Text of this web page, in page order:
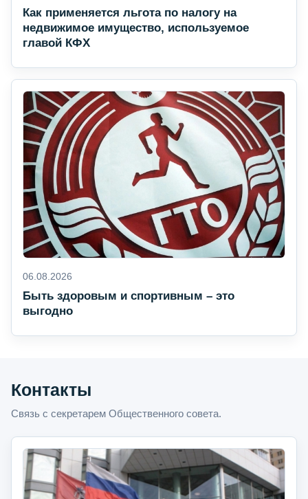
Как применяется льгота по налогу на
недвижимое имущество, используемое
главой КФХ
06.08.2026
Быть здоровым и спортивным – это
выгодно
Контакты
Связь с секретарем Общественного совета.